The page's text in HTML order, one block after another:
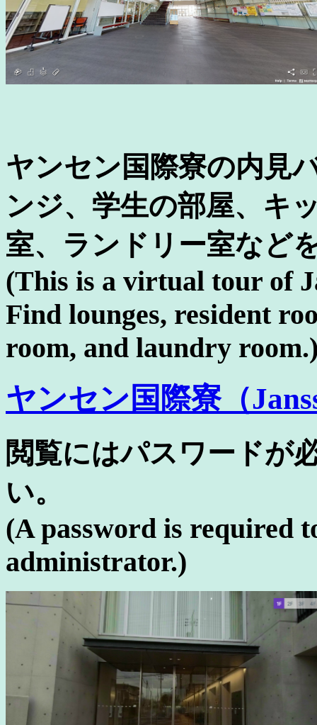
ヤンセン国際寮の内見
ンジ、学生の部屋、キ
室、ランドリー室など
(This is a virtual tour of
Find lounges, resident
room, and laundry
ヤンセン国際寮（
閲覧にはパスワードが
い。
(A password is required
administrator.)